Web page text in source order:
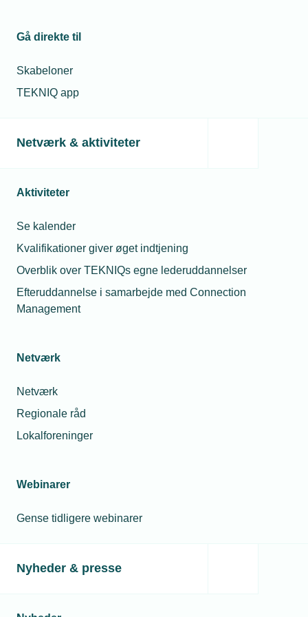
Gå direkte til
Skabeloner
TEKNIQ app
Netværk & aktiviteter
Aktiviteter
Se kalender
Kvalifikationer giver øget indtjening
Overblik over TEKNIQs egne lederuddannelser
Efteruddannelse i samarbejde med Connection
Management
Netværk
Netværk
Regionale råd
Lokalforeninger
Webinarer
Gense tidligere webinarer
Nyheder & presse
Danmarks Statistik
Relaterede nyheder
sund økonomi
Tårnhøj
beskæftigelse
nytænkning
Maria Schougaard